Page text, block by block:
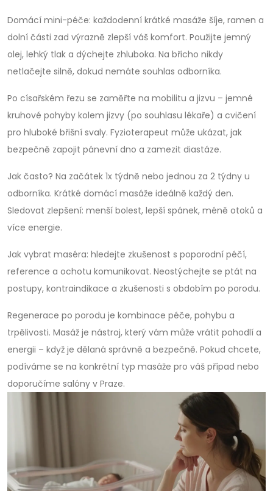
Domácí mini-péče: každodenní krátké masáže šíje, ramen a
dolní části zad výrazně zlepší váš komfort. Použijte jemný
olej, lehký tlak a dýchejte zhluboka. Na břicho nikdy
netlačejte silně, dokud nemáte souhlas odborníka.
Po císařském řezu se zaměřte na mobilitu a jizvu – jemné
kruhové pohyby kolem jizvy (po souhlasu lékaře) a cvičení
pro hluboké břišní svaly. Fyzioterapeut může ukázat, jak
bezpečně zapojit pánevní dno a zamezit diastáze.
Jak často? Na začátek 1x týdně nebo jednou za 2 týdny u
odborníka. Krátké domácí masáže ideálně každý den.
Sledovat zlepšení: menší bolest, lepší spánek, méně otoků a
více energie.
Jak vybrat maséra: hledejte zkušenost s poporodní péčí,
reference a ochotu komunikovat. Neostýchejte se ptát na
postupy, kontraindikace a zkušenosti s obdobím po porodu.
Regenerace po porodu je kombinace péče, pohybu a
trpělivosti. Masáž je nástroj, který vám může vrátit pohodlí a
energii – když je dělaná správně a bezpečně. Pokud chcete,
podíváme se na konkrétní typ masáže pro váš případ nebo
doporučíme salóny v Praze.